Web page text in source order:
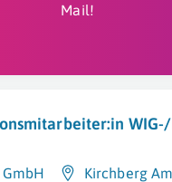
Mail!
GmbH Kirchberg